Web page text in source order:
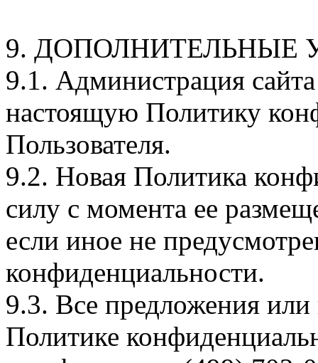
9. ДОПОЛНИТЕЛЬНЫЕ
9.1. Администрация
настоящую Политику
Пользователя.
9.2. Новая Политика
силу с момента ее
если иное не
конфиденциальности.
9.3. Все предложения
Политике